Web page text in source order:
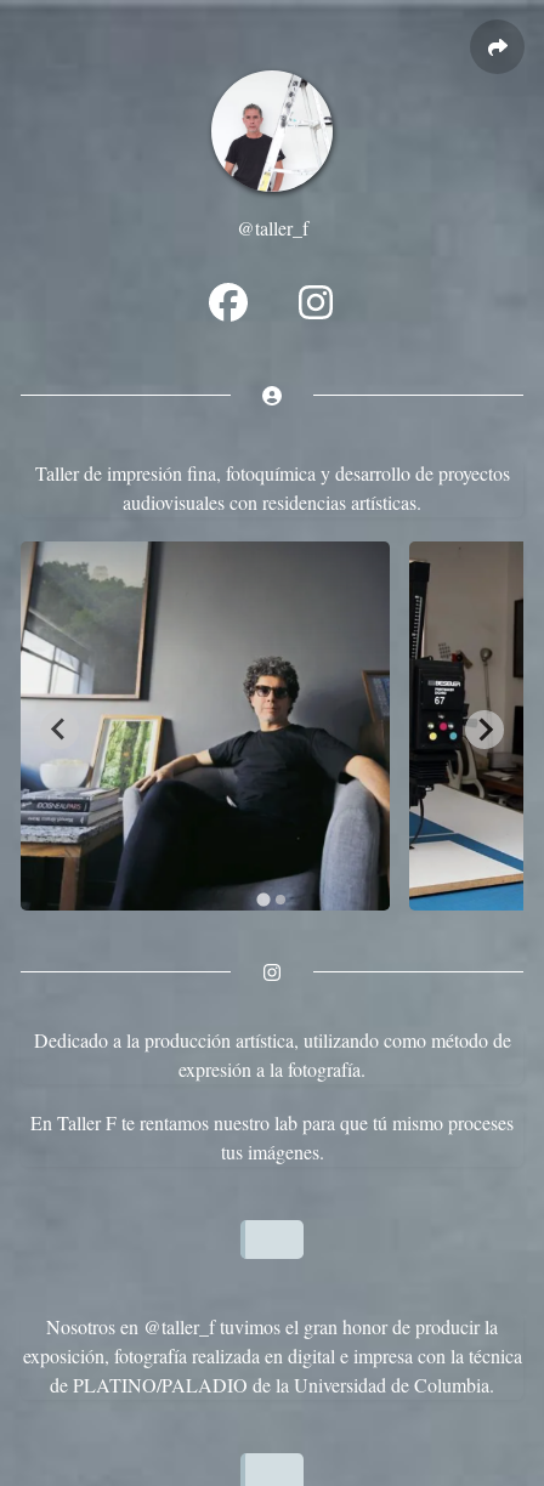
@taller_f
Taller de impresión fina, fotoquímica y desarrollo de proyectos
audiovisuales con residencias artísticas.
Dedicado a la producción artística, utilizando como método de
expresión a la fotografía.
En Taller F te rentamos nuestro lab para que tú mismo proceses
tus imágenes.
Nosotros en @taller_f tuvimos el gran honor de producir la
exposición, fotografía realizada en digital e impresa con la técnica
de PLATINO/PALADIO de la Universidad de Columbia.